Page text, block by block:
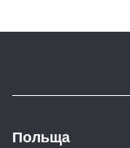
Польща